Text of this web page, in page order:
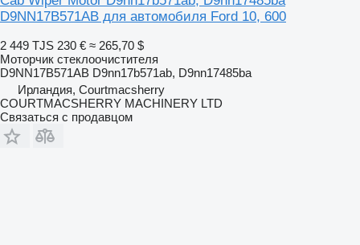
D9NN17B571AB для автомобиля Ford 10, 600
2 449 TJS 230 € ≈ 265,70 $
Моторчик стеклоочистителя
D9NN17B571AB D9nn17b571ab, D9nn17485ba
Ирландия, Courtmacsherry
COURTMACSHERRY MACHINERY LTD
Связаться с продавцом